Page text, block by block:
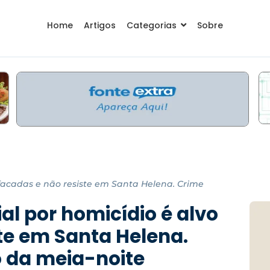
Home Artigos Categorias Sobre
e não resiste em Santa Helena. Crime
por homicídio é alvo
em Santa Helena.
da meia-noite